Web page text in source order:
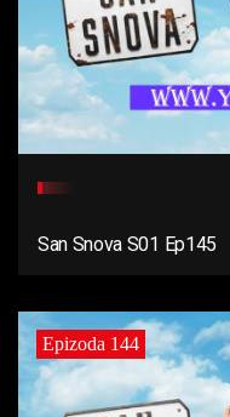
San Snova S01 Ep145
Epizoda 144